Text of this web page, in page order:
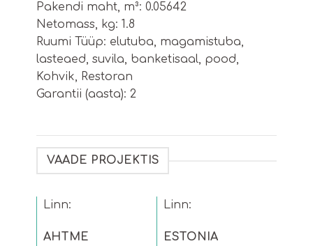
Pakendi maht, m³: 0.05642
Netomass, kg: 1.8
Ruumi Tüüp: elutuba, magamistuba,
lasteaed, suvila, banketisaal, pood,
Kohvik, Restoran
Garantii (aasta): 2
VAADE PROJEKTIS
Linn:
AHTME
Linn:
ESTONIA